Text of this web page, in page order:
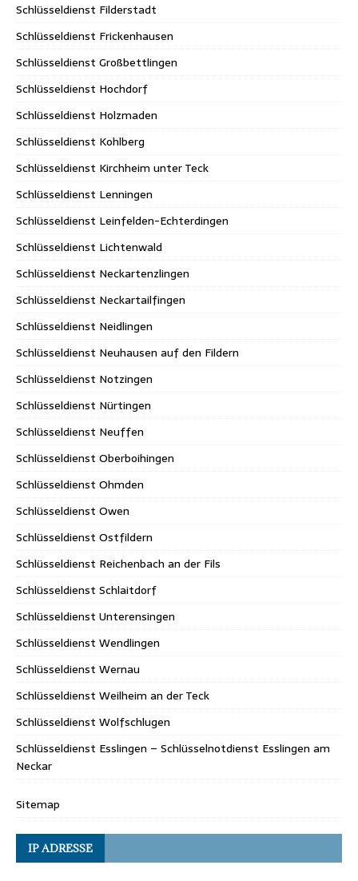
Schlüsseldienst Filderstadt
Schlüsseldienst Frickenhausen
Schlüsseldienst Großbettlingen
Schlüsseldienst Hochdorf
Schlüsseldienst Holzmaden
Schlüsseldienst Kohlberg
Schlüsseldienst Kirchheim unter Teck
Schlüsseldienst Lenningen
Schlüsseldienst Leinfelden-Echterdingen
Schlüsseldienst Lichtenwald
Schlüsseldienst Neckartenzlingen
Schlüsseldienst Neckartailfingen
Schlüsseldienst Neidlingen
Schlüsseldienst Neuhausen auf den Fildern
Schlüsseldienst Notzingen
Schlüsseldienst Nürtingen
Schlüsseldienst Neuffen
Schlüsseldienst Oberboihingen
Schlüsseldienst Ohmden
Schlüsseldienst Owen
Schlüsseldienst Ostfildern
Schlüsseldienst Reichenbach an der Fils
Schlüsseldienst Schlaitdorf
Schlüsseldienst Unterensingen
Schlüsseldienst Wendlingen
Schlüsseldienst Wernau
Schlüsseldienst Weilheim an der Teck
Schlüsseldienst Wolfschlugen
Schlüsseldienst Esslingen – Schlüsselnotdienst Esslingen am
Neckar
Sitemap
IP ADRESSE